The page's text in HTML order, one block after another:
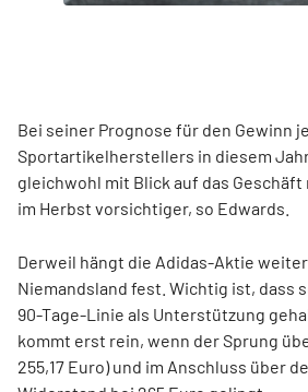
Bei seiner Prognose für den Gewinn
Sportartikelherstellers in diesem
gleichwohl mit Blick auf das
im Herbst vorsichtiger, so Edwards.
Derweil hängt die Adidas-Aktie
Niemandsland fest. Wichtig ist, dass
90-Tage-Linie als Unterstützung
kommt erst rein, wenn der Sprung
255,17 Euro) und im Anschluss über